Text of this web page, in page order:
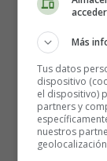
Más
Tus datos
dispositivo
el dispositivo)
partners y
nuestros